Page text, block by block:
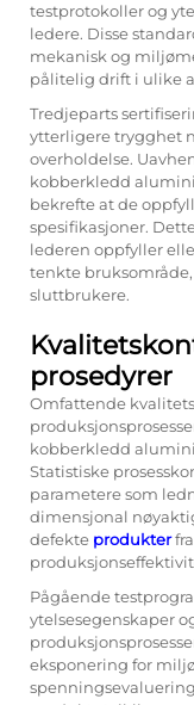
testprotokoller og
ledere. Disse
mekanisk og
pålitelig drift i ulike
Tredjeparts
ytterligere trygghet
overholdelse.
kobberkledd
bekrefte at de
spesifikasjoner.
lederen oppfyller
tenkte
sluttbrukere.
prosedyrer
Omfattende
kobberkledd
Statistiske
parametere som
dimensjonal
defekte produkter
Pågående
ytelsesegenskaper
eksponering for